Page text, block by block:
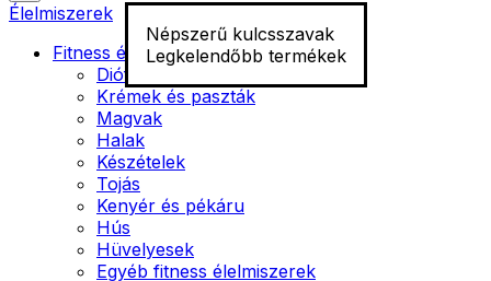
Népszerű kulcsszavak
Legkelendőbb termékek
Élelmiszerek
Fitness élelmiszer
Diófélék
Krémek és paszták
Magvak
Halak
Készételek
Tojás
Kenyér és pékáru
Hús
Hüvelyesek
Egyéb fitness élelmiszerek